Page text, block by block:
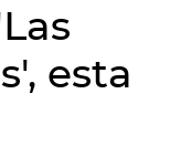
esta